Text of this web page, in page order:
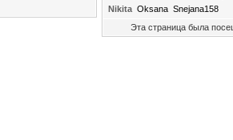
Nikita Oksana Snejana158
Эта страница была